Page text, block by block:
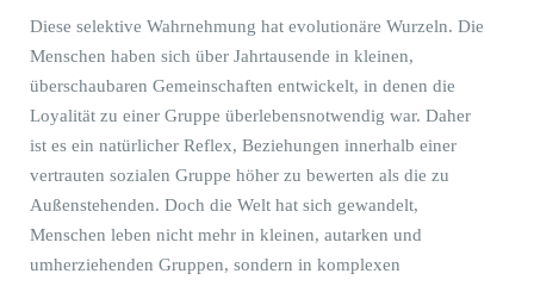
Diese selektive Wahrnehmung hat evolutionäre Wurzeln. Die
Menschen haben sich über Jahrtausende in kleinen,
überschaubaren Gemeinschaften entwickelt, in denen die
Loyalität zu einer Gruppe überlebensnotwendig war. Daher
ist es ein natürlicher Reflex, Beziehungen innerhalb einer
vertrauten sozialen Gruppe höher zu bewerten als die zu
Außenstehenden. Doch die Welt hat sich gewandelt,
Menschen leben nicht mehr in kleinen, autarken und
umherziehenden Gruppen, sondern in komplexen